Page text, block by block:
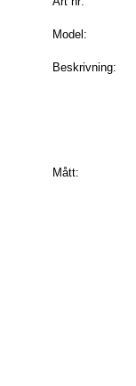
Model:
Beskrivning:
Mått: